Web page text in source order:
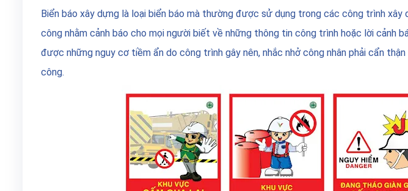
Biển báo xây dựng là loại biển báo mà thường được sử dụng trong các công trình xây
công nhằm cảnh báo cho mọi người biết về những thông tin công trình hoặc lời cảnh
được những nguy cơ tiềm ẩn do công trình gây nên, nhắc nhở công nhân phải cẩn
công.